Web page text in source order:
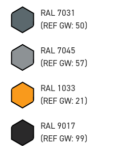
RAL 7031
(REF GW: 50)
RAL 7045
(REF GW: 57)
RAL 1033
(REF GW: 21)
RAL 9017
(REF GW: 99)